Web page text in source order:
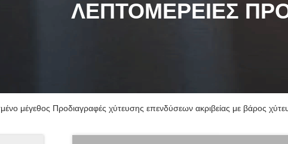
ΛΕΠΤΟΜΈΡΕΙΕΣ
μέγεθος Προδιαγραφές χύτευσης επενδύσεων ακριβείας με βάρος